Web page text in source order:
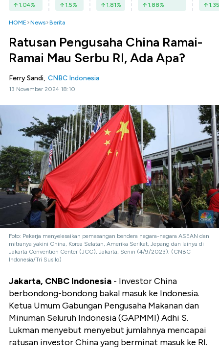
1.04% 1.5% 1.81% 1.88% 1.35
HOME News Berita
Ratusan Pengusaha China Ramai-
Ramai Mau Serbu RI, Ada Apa?
Ferry Sandi, CNBC Indonesia
13 November 2024 18:10
Foto: Pekerja menyelesaikan pemasangan bendera negara-negara ASEAN dan
mitranya yakini China, Korea Selatan, Amerika Serikat, Jepang dan lainya di
Jakarta Convention Center (JCC), Jakarta, Senin (4/9/2023). (CNBC
Indonesia/Tri Susilo)
Jakarta, CNBC Indonesia - Investor China
berbondong-bondong bakal masuk ke Indonesia.
Ketua Umum Gabungan Pengusaha Makanan dan
Minuman Seluruh Indonesia (GAPMMI) Adhi S.
Lukman menyebut menyebut jumlahnya mencapai
ratusan investor China yang berminat masuk ke RI.